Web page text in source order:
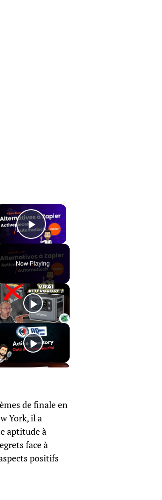
×
Play Video
Now Playing
de finale en
York, il a
aptitude à
face à
positifs